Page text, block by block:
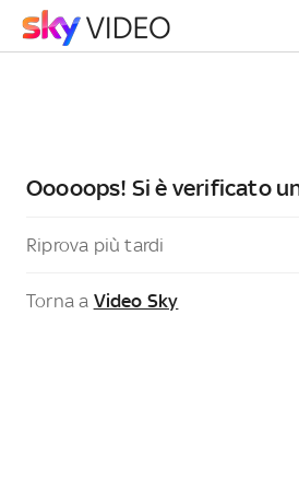
Ooooops! Si è verificato
Riprova più tardi
Torna a Video Sky